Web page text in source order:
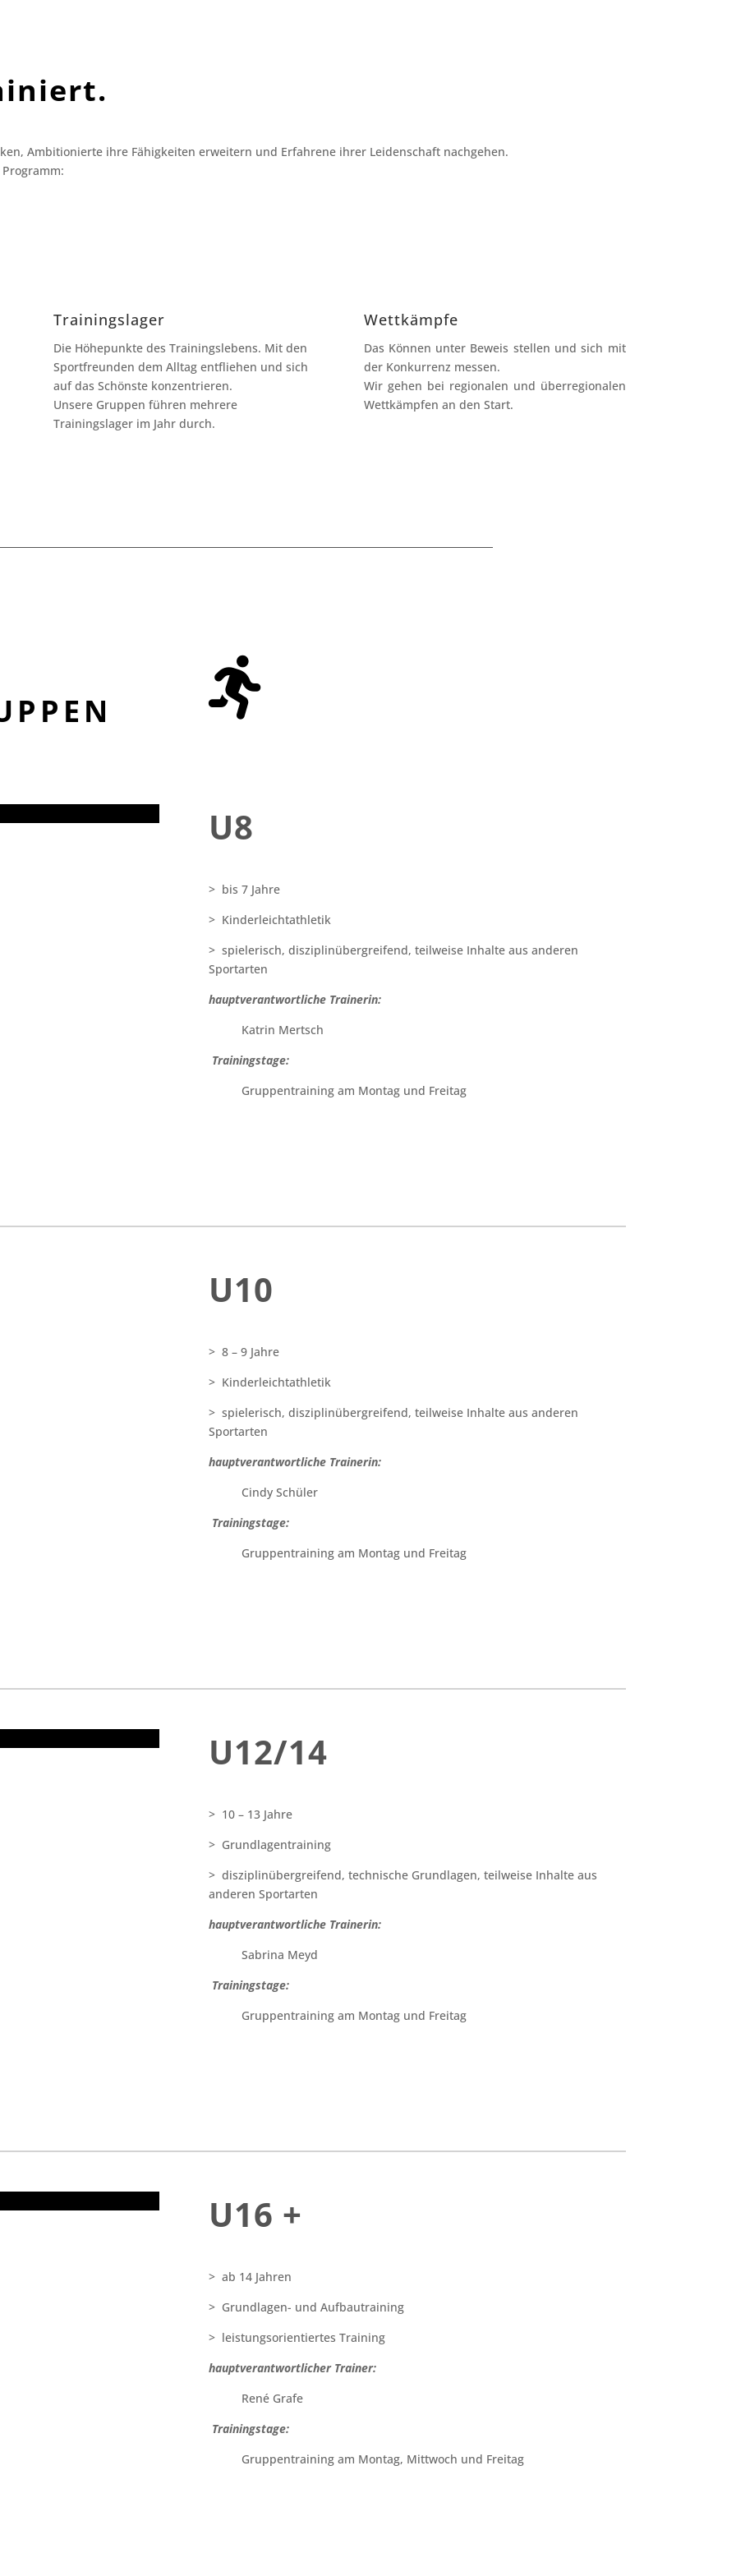
Ambitionierte ihre Fähigkeiten erweitern und Erfahrene ihrer Leidenschaft nachgehen.
Trainingslager
Die Höhepunkte des Trainingslebens. Mit den
Sportfreunden dem Alltag entfliehen und sich
auf das Schönste konzentrieren.
Unsere Gruppen führen mehrere
Trainingslager im Jahr durch.
Wettkämpfe
Das Können unter Beweis stellen und sich mit
der Konkurrenz messen.
Wir gehen bei regionalen und überregionalen
Wettkämpfen an den Start.
U8
> bis 7 Jahre
> Kinderleichtathletik
> spielerisch, disziplinübergreifend, teilweise Inhalte aus anderen
Sportarten
hauptverantwortliche Trainerin:
Katrin Mertsch
Trainingstage:
Gruppentraining am Montag und Freitag
U10
> 8 – 9 Jahre
> Kinderleichtathletik
> spielerisch, disziplinübergreifend, teilweise Inhalte aus anderen
Sportarten
hauptverantwortliche Trainerin:
Cindy Schüler
Trainingstage:
Gruppentraining am Montag und Freitag
U12/14
> 10 – 13 Jahre
> Grundlagentraining
> disziplinübergreifend, technische Grundlagen, teilweise Inhalte aus
anderen Sportarten
hauptverantwortliche Trainerin:
Sabrina Meyd
Trainingstage:
Gruppentraining am Montag und Freitag
U16 +
> ab 14 Jahren
> Grundlagen- und Aufbautraining
> leistungsorientiertes Training
hauptverantwortlicher Trainer:
René Grafe
Trainingstage:
Gruppentraining am Montag, Mittwoch und Freitag